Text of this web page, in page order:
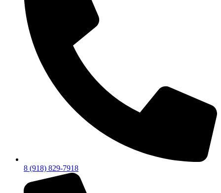
8 (918) 829-7918